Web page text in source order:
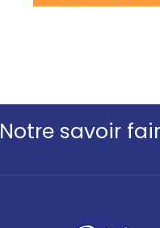
Notre savoir